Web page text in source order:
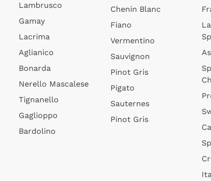
Lambrusco
Gamay
Lacrima
Aglianico
Bonarda
Nerello Mascalese
Tignanello
Gaglioppo
Bardolino
Chenin Blanc
Fiano
Vermentino
Sauvignon
Pinot Gris
Pigato
Sauternes
Pinot Gris